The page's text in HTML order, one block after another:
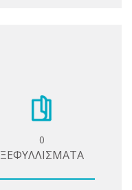
0
ΞΕΦΥΛΛΙΣΜΑΤΑ